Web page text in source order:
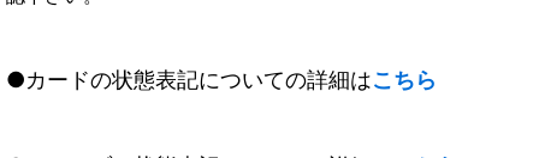
●カードの状態表記についての詳細はこちら